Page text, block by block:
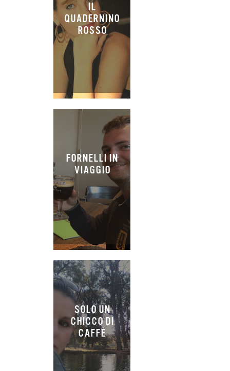
IL
QUADERNINO
ROSSO
FORNELLI IN
VIAGGIO
SOLO UN
CHICCO DI
CAFFÈ